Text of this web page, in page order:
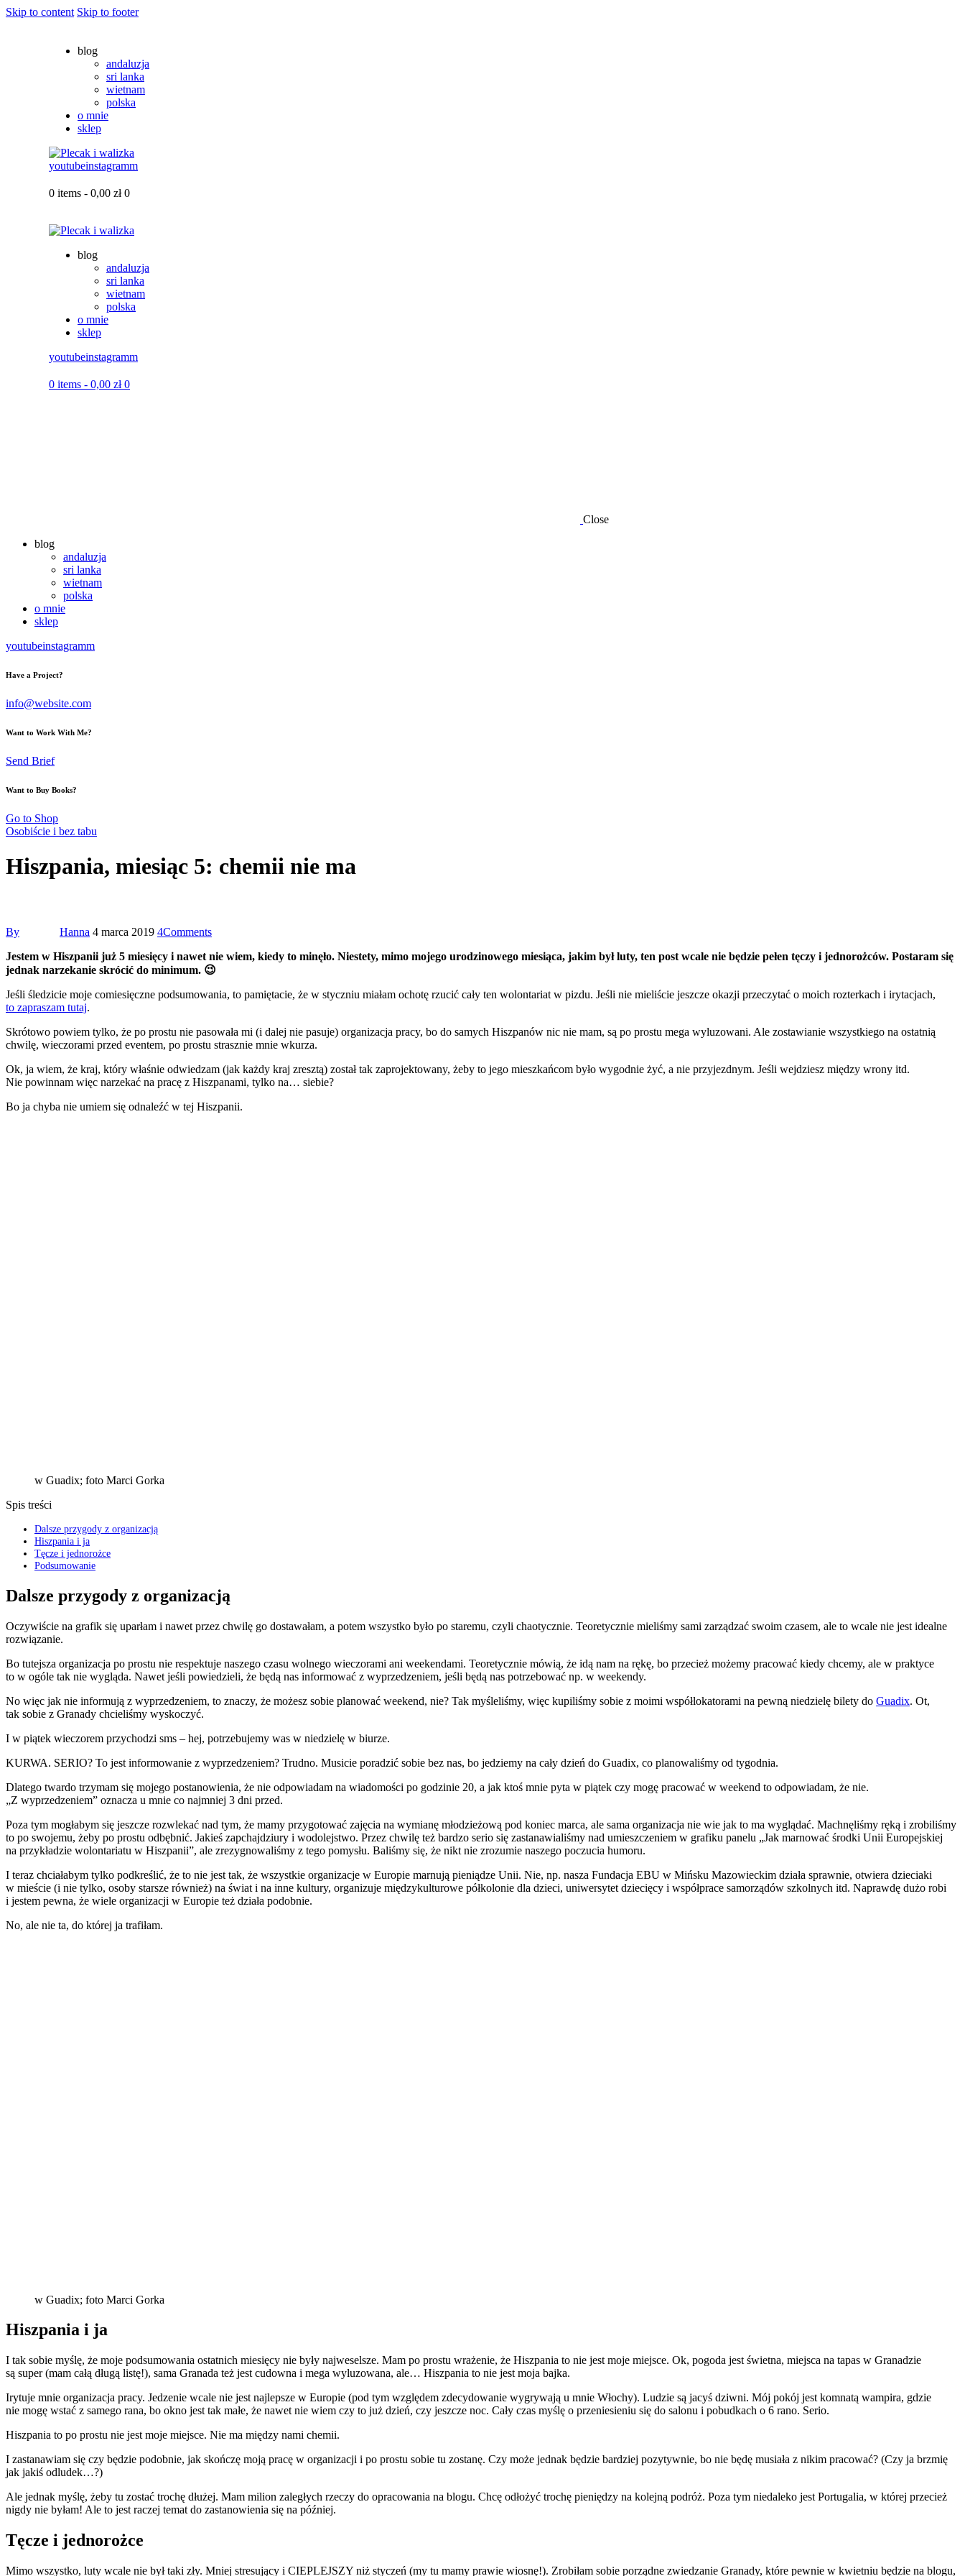
Skip to content Skip to footer
blog
andaluzja
sri lanka
wietnam
polska
o mnie
sklep
youtubeinstagramm
0 items - 0,00 zł 0
blog
andaluzja
sri lanka
wietnam
polska
o mnie
sklep
youtubeinstagramm
0 items - 0,00 zł 0
Close
blog
andaluzja
sri lanka
wietnam
polska
o mnie
sklep
youtubeinstagramm
Have a Project?
info@website.com
Want to Work With Me?
Send Brief
Want to Buy Books?
Go to Shop
Osobiście i bez tabu
Hiszpania, miesiąc 5: chemii nie ma
By Hanna 4 marca 2019 4Comments
Jestem w Hiszpanii już 5 miesięcy i nawet nie wiem, kiedy to minęło. Niestety, mimo mojego urodzinowego miesiąca, jakim był luty, ten post wcale nie będzie pełen tęczy i jednorożców. Postaram się
jednak narzekanie skrócić do minimum. 😉
Jeśli śledzicie moje comiesięczne podsumowania, to pamiętacie, że w styczniu miałam ochotę rzucić cały ten wolontariat w pizdu. Jeśli nie mieliście jeszcze okazji przeczytać o moich rozterkach i irytacjach,
to zapraszam tutaj.
Skrótowo powiem tylko, że po prostu nie pasowała mi (i dalej nie pasuje) organizacja pracy, bo do samych Hiszpanów nic nie mam, są po prostu mega wyluzowani. Ale zostawianie wszystkiego na ostatnią
chwilę, wieczorami przed eventem, po prostu strasznie mnie wkurza.
Ok, ja wiem, że kraj, który właśnie odwiedzam (jak każdy kraj zresztą) został tak zaprojektowany, żeby to jego mieszkańcom było wygodnie żyć, a nie przyjezdnym. Jeśli wejdziesz między wrony itd.
Nie powinnam więc narzekać na pracę z Hiszpanami, tylko na… siebie?
Bo ja chyba nie umiem się odnaleźć w tej Hiszpanii.
w Guadix; foto Marci Gorka
Spis treści
Dalsze przygody z organizacją
Hiszpania i ja
Tęcze i jednorożce
Podsumowanie
Dalsze przygody z organizacją
Oczywiście na grafik się uparłam i nawet przez chwilę go dostawałam, a potem wszystko było po staremu, czyli chaotycznie. Teoretycznie mieliśmy sami zarządzać swoim czasem, ale to wcale nie jest idealne
rozwiązanie.
Bo tutejsza organizacja po prostu nie respektuje naszego czasu wolnego wieczorami ani weekendami. Teoretycznie mówią, że idą nam na rękę, bo przecież możemy pracować kiedy chcemy, ale w praktyce
to w ogóle tak nie wygląda. Nawet jeśli powiedzieli, że będą nas informować z wyprzedzeniem, jeśli będą nas potrzebować np. w weekendy.
No więc jak nie informują z wyprzedzeniem, to znaczy, że możesz sobie planować weekend, nie? Tak myśleliśmy, więc kupiliśmy sobie z moimi współlokatorami na pewną niedzielę bilety do Guadix. Ot,
tak sobie z Granady chcieliśmy wyskoczyć.
I w piątek wieczorem przychodzi sms – hej, potrzebujemy was w niedzielę w biurze.
KURWA. SERIO? To jest informowanie z wyprzedzeniem? Trudno. Musicie poradzić sobie bez nas, bo jedziemy na cały dzień do Guadix, co planowaliśmy od tygodnia.
Dlatego twardo trzymam się mojego postanowienia, że nie odpowiadam na wiadomości po godzinie 20, a jak ktoś mnie pyta w piątek czy mogę pracować w weekend to odpowiadam, że nie.
„Z wyprzedzeniem” oznacza u mnie co najmniej 3 dni przed.
Poza tym mogłabym się jeszcze rozwlekać nad tym, że mamy przygotować zajęcia na wymianę młodzieżową pod koniec marca, ale sama organizacja nie wie jak to ma wyglądać. Machnęliśmy ręką i zrobiliśmy
to po swojemu, żeby po prostu odbębnić. Jakieś zapchajdziury i wodolejstwo. Przez chwilę też bardzo serio się zastanawialiśmy nad umieszczeniem w grafiku panelu „Jak marnować środki Unii Europejskiej
na przykładzie wolontariatu w Hiszpanii”, ale zrezygnowaliśmy z tego pomysłu. Baliśmy się, że nikt nie zrozumie naszego poczucia humoru.
I teraz chciałabym tylko podkreślić, że to nie jest tak, że wszystkie organizacje w Europie marnują pieniądze Unii. Nie, np. nasza Fundacja EBU w Mińsku Mazowieckim działa sprawnie, otwiera dzieciaki
w mieście (i nie tylko, osoby starsze również) na świat i na inne kultury, organizuje międzykulturowe półkolonie dla dzieci, uniwersytet dziecięcy i współprace samorządów szkolnych itd. Naprawdę dużo robi
i jestem pewna, że wiele organizacji w Europie też działa podobnie.
No, ale nie ta, do której ja trafiłam.
w Guadix; foto Marci Gorka
Hiszpania i ja
I tak sobie myślę, że moje podsumowania ostatnich miesięcy nie były najweselsze. Mam po prostu wrażenie, że Hiszpania to nie jest moje miejsce. Ok, pogoda jest świetna, miejsca na tapas w Granadzie
są super (mam całą długą listę!), sama Granada też jest cudowna i mega wyluzowana, ale… Hiszpania to nie jest moja bajka.
Irytuje mnie organizacja pracy. Jedzenie wcale nie jest najlepsze w Europie (pod tym względem zdecydowanie wygrywają u mnie Włochy). Ludzie są jacyś dziwni. Mój pokój jest komnatą wampira, gdzie
nie mogę wstać z samego rana, bo okno jest tak małe, że nawet nie wiem czy to już dzień, czy jeszcze noc. Cały czas myślę o przeniesieniu się do salonu i pobudkach o 6 rano. Serio.
Hiszpania to po prostu nie jest moje miejsce. Nie ma między nami chemii.
I zastanawiam się czy będzie podobnie, jak skończę moją pracę w organizacji i po prostu sobie tu zostanę. Czy może jednak będzie bardziej pozytywnie, bo nie będę musiała z nikim pracować? (Czy ja brzmię
jak jakiś odludek…?)
Ale jednak myślę, żeby tu zostać trochę dłużej. Mam milion zaległych rzeczy do opracowania na blogu. Chcę odłożyć trochę pieniędzy na kolejną podróż. Poza tym niedaleko jest Portugalia, w której przecież
nigdy nie byłam! Ale to jest raczej temat do zastanowienia się na później.
Tęcze i jednorożce
Mimo wszystko, luty wcale nie był taki zły. Mniej stresujący i CIEPLEJSZY niż styczeń (my tu mamy prawie wiosnę!). Zrobiłam sobie porządne zwiedzanie Granady, które pewnie w kwietniu będzie na blogu,